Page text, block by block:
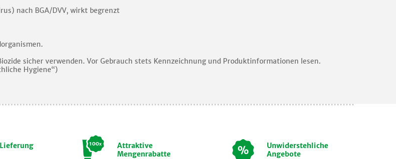
nach BGA/DVV, wirkt begrenzt
sicher verwenden. Vor Gebrauch stets Kennzeichnung und Produktinformationen lesen.
Hygiene“)
Attraktive
Mengenrabatte
Unwiderstehliche
Angebote